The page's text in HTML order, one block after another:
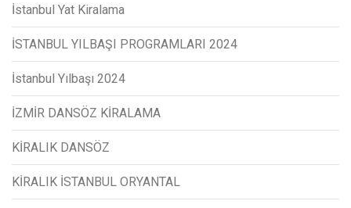
İstanbul Yat Kiralama
İSTANBUL YILBAŞI PROGRAMLARI 2024
İstanbul Yılbaşı 2024
İZMİR DANSÖZ KİRALAMA
KİRALIK DANSÖZ
KİRALIK İSTANBUL ORYANTAL